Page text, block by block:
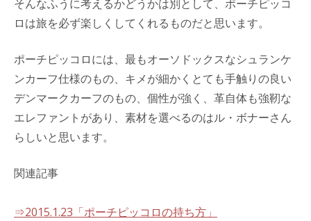
そんなふうに考えるかどうかは別として、ポーチピッコ
ロは旅を必ず楽しくしてくれるものだと思います。
ポーチピッコロには、最もオーソドックスなシュランケ
ンカーフ仕様のもの、キメが細かくとても手触りの良い
デンマークカーフのもの、個性が強く、革自体も強靭な
エレファントがあり、素材を選べるのはル・ボナーさん
らしいと思います。
関連記事
⇒2015.1.23「ポーチピッコロの持ち方」